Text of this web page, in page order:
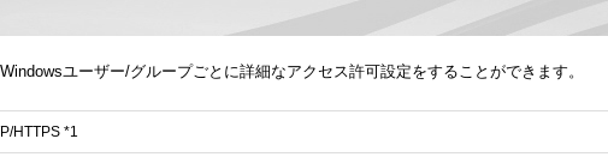
ユーザー/グループごとに詳細なアクセス許可設定をすることができます。
HTTPS *1